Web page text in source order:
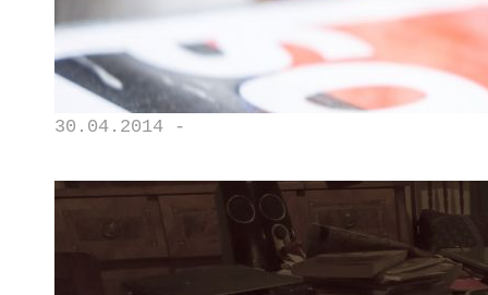
30.04.2014 -